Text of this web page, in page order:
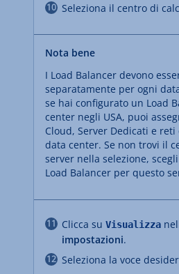
Seleziona il centro di
Nota bene
I Load Balancer devono
separatamente per ogni
se hai configurato un Load
center negli USA, puoi
Cloud, Server Dedicati e
data center. Se non trovi il
server nella selezione,
Load Balancer per questo
Clicca su Visualizza
impostazioni.
Seleziona la voce